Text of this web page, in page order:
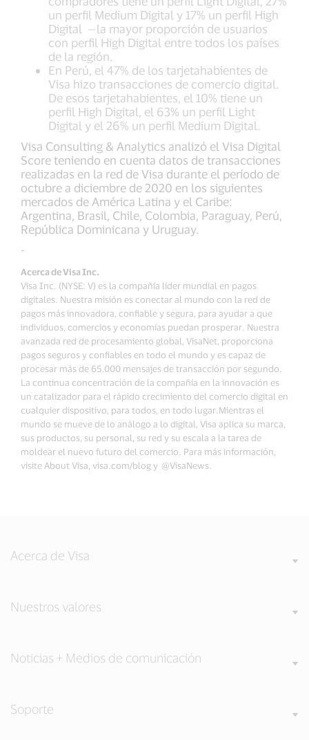
un perfil Medium Digital y 17% un perfil High
Digital —la mayor proporción de usuarios
con perfil High Digital entre todos los países
de la región.
En Perú, el 47% de los tarjetahabientes de
Visa hizo transacciones de comercio digital.
De esos tarjetahabientes, el 10% tiene un
perfil High Digital, el 63% un perfil Light
Digital y el 26% un perfil Medium Digital.
Visa Consulting & Analytics analizó el Visa Digital
Score teniendo en cuenta datos de transacciones
realizadas en la red de Visa durante el período de
octubre a diciembre de 2020 en los siguientes
mercados de América Latina y el Caribe:
Argentina, Brasil, Chile, Colombia, Paraguay, Perú,
República Dominicana y Uruguay.
-
Acerca de Visa Inc.
Visa Inc. (NYSE: V) es la compañía líder mundial en pagos
digitales. Nuestra misión es conectar al mundo con la red de
pagos más innovadora, confiable y segura, para ayudar a que
individuos, comercios y economías puedan prosperar. Nuestra
avanzada red de procesamiento global, VisaNet, proporciona
pagos seguros y confiables en todo el mundo y es capaz de
procesar más de 65.000 mensajes de transacción por segundo.
La continua concentración de la compañía en la innovación es
un catalizador para el rápido crecimiento del comercio digital en
cualquier dispositivo, para todos, en todo lugar.Mientras el
mundo se mueve de lo análogo a lo digital, Visa aplica su marca,
sus productos, su personal, su red y su escala a la tarea de
moldear el nuevo futuro del comercio. Para más información,
visite About Visa, visa.com/blog y @VisaNews.
Acerca de Visa
Nuestros valores
Noticias + Medios de comunicación
Soporte